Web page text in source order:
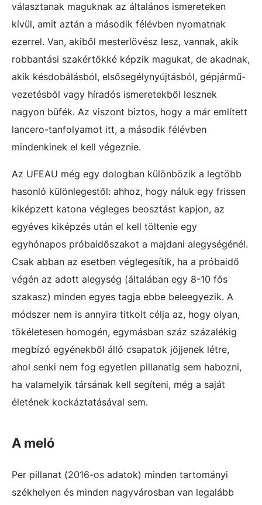
választanak maguknak az általános ismereteken
kívül, amit aztán a második félévben nyomatnak
ezerrel. Van, akiből mesterlövész lesz, vannak, akik
robbantási szakértőkké képzik magukat, de akadnak,
akik késdobálásból, elsősegélynyújtásból, gépjármű-
vezetésből vagy híradós ismeretekből lesznek
nagyon büfék. Az viszont biztos, hogy a már említett
lancero-tanfolyamot itt, a második félévben
mindenkinek el kell végeznie.
Az UFEAU még egy dologban különbözik a legtöbb
hasonló különlegestől: ahhoz, hogy náluk egy frissen
kiképzett katona végleges beosztást kapjon, az
egyéves kiképzés után el kell töltenie egy
egyhónapos próbaidőszakot a majdani alegységénél.
Csak abban az esetben véglegesítik, ha a próbaidő
végén az adott alegység (általában egy 8-10 fős
szakasz) minden egyes tagja ebbe beleegyezik. A
módszer nem is annyira titkolt célja az, hogy olyan,
tökéletesen homogén, egymásban száz százalékig
megbízó egyénekből álló csapatok jöjjenek létre,
ahol senki nem fog egyetlen pillanatig sem habozni,
ha valamelyik társának kell segíteni, még a saját
életének kockáztatásával sem.
A meló
Per pillanat (2016-os adatok) minden tartományi
székhelyen és minden nagyvárosban van legalább